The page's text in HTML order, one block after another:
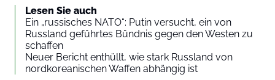
Lesen Sie auch
Ein „russisches NATO“: Putin versucht, ein von
Russland geführtes Bündnis gegen den Westen zu
schaffen
Neuer Bericht enthüllt, wie stark Russland von
nordkoreanischen Waffen abhängig ist